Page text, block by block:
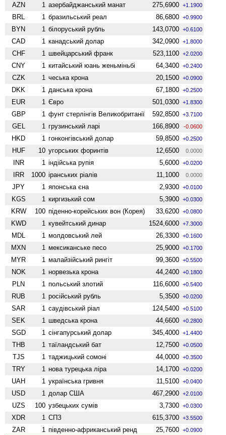
AZN 1 азербайджанський манат 275,6900 +1.1900
BRL 1 бразильський реал 86,6800 +0.9900
BYN 1 білоруський рубль 143,0700 +0.6100
CAD 1 канадський долар 342,0900 +1.8000
CHF 1 швейцарський франк 523,1100 +2.0200
CNY 1 китайський юань женьмiньбi 64,3400 +0.2400
CZK 1 чеська крона 20,1500 +0.0900
DKK 1 данська крона 67,1800 +0.2500
EUR 1 Євро 501,0300 +1.8300
GBP 1 фунт стерлінгів Велико­британії 592,8500 +3.7100
GEL 1 грузинський ларі 166,8900 -0.0600
HKD 1 гонконгівський долар 59,8500 +0.2500
HUF 10 угорських форинтів 12,6500 0.0000
INR 1 індійська рупія 5,6000 +0.0200
IRR 1000 іранських ріалів 11,1000 0.0000
JPY 1 японська єна 2,9300 +0.0100
KGS 1 киргизький сом 5,3900 +0.0300
KRW 100 піденно-корейських вон (Корея) 33,6200 +0.0800
KWD 1 кувейтський динар 1524,6000 +7.3000
MDL 1 молдовський лей 26,3300 +0.1600
MXN 1 мексиканське песо 25,9000 +0.1700
MYR 1 малайзійський рингіт 99,3600 +0.5500
NOK 1 норвезька крона 44,2400 +0.1800
PLN 1 польський злотий 116,6000 +0.5400
RUB 1 російський рубль 5,3500 +0.0200
SAR 1 саудівський ріал 124,5400 +0.5100
SEK 1 шведська крона 44,6600 +0.2800
SGD 1 сінгапурський долар 345,4000 +1.4400
THB 1 таїландський бат 12,7500 +0.0500
TJS 1 таджицький сомоні 44,0000 +0.3500
TRY 1 нова турецька ліра 14,1700 +0.0200
UAH 1 українська гривня 11,5100 +0.0400
USD 1 долар США 467,2900 +2.0100
UZS 100 узбецьких сумів 3,7300 +0.0300
XDR 1 СПЗ 615,3700 +3.5500
ZAR 1 південно-африканський ренд 25,7600 +0.0900